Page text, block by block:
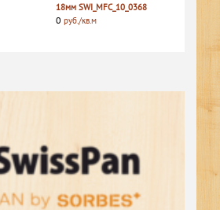
18мм SWI_MFC_10_0368
0 руб./кв.м